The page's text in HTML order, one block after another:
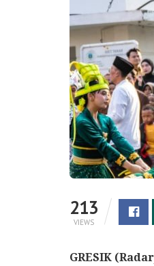
213
VIEWS
GRESIK